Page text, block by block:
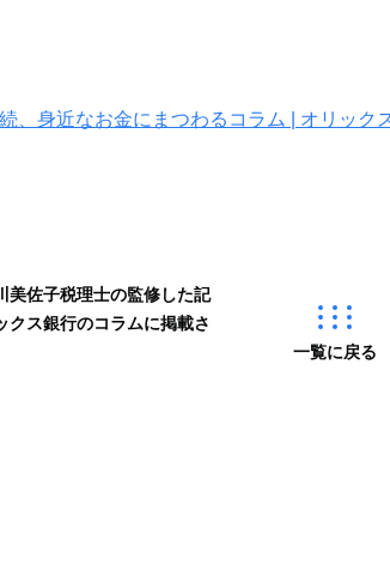
、身近なお金にまつわるコラム | オリック
美佐子税理士の監修した記
クス銀行のコラムに掲載さ
一覧に戻る